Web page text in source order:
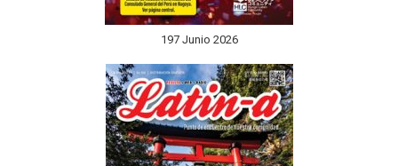
197 Junio 2026